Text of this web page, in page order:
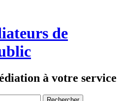
de
à votre service